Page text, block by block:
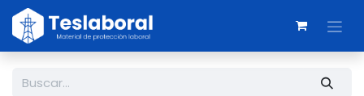
Ir al contenido